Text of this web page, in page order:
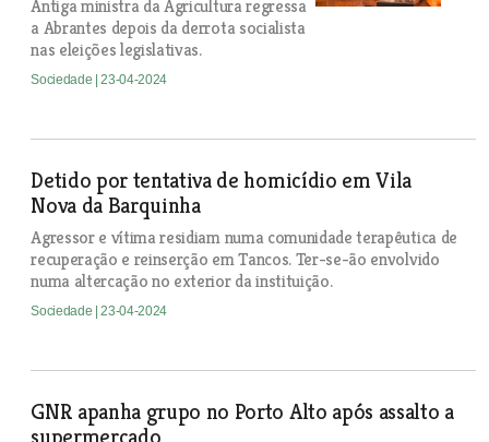
Antiga ministra da Agricultura regressa
a Abrantes depois da derrota socialista
nas eleições legislativas.
Sociedade | 23-04-2024
Detido por tentativa de homicídio em Vila
Nova da Barquinha
Agressor e vítima residiam numa comunidade terapêutica de
recuperação e reinserção em Tancos. Ter-se-ão envolvido
numa altercação no exterior da instituição.
Sociedade | 23-04-2024
GNR apanha grupo no Porto Alto após assalto a